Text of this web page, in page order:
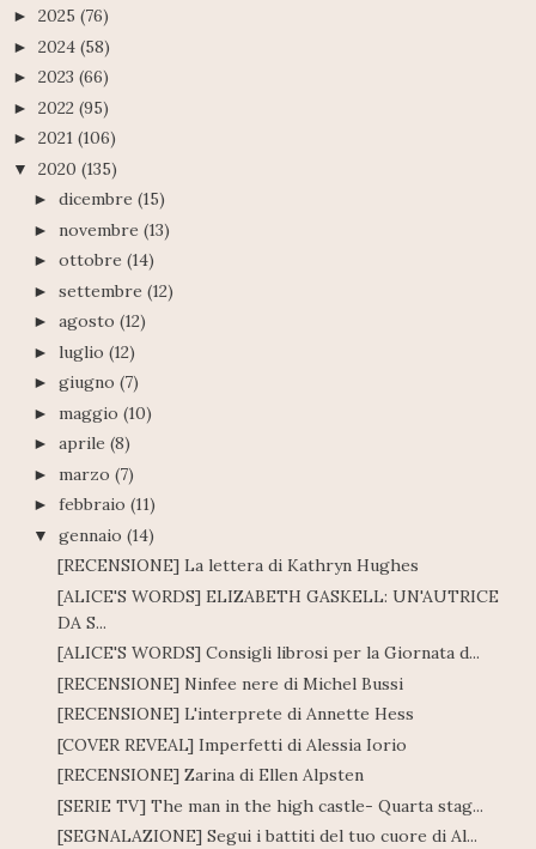
► 2025 (76)
► 2024 (58)
► 2023 (66)
► 2022 (95)
► 2021 (106)
▼ 2020 (135)
► dicembre (15)
► novembre (13)
► ottobre (14)
► settembre (12)
► agosto (12)
► luglio (12)
► giugno (7)
► maggio (10)
► aprile (8)
► marzo (7)
► febbraio (11)
▼ gennaio (14)
[RECENSIONE] La lettera di Kathryn Hughes
[ALICE'S WORDS] ELIZABETH GASKELL: UN'AUTRICE
DA S...
[ALICE'S WORDS] Consigli librosi per la Giornata d...
[RECENSIONE] Ninfee nere di Michel Bussi
[RECENSIONE] L'interprete di Annette Hess
[COVER REVEAL] Imperfetti di Alessia Iorio
[RECENSIONE] Zarina di Ellen Alpsten
[SERIE TV] The man in the high castle- Quarta stag...
[SEGNALAZIONE] Segui i battiti del tuo cuore di Al...